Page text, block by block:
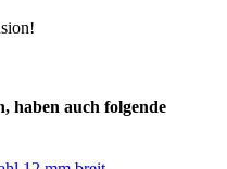
haben auch folgende